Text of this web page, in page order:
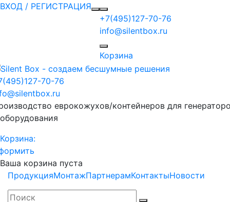
ВХОД / РЕГИСТРАЦИЯ
+7(495)127-70-76
info@silentbox.ru
Корзина
70-76
еврокожухов/контейнеров для
Корзина:
Ваша корзина пуста
ПродукцияМонтажПартнерамКонтактыНовости